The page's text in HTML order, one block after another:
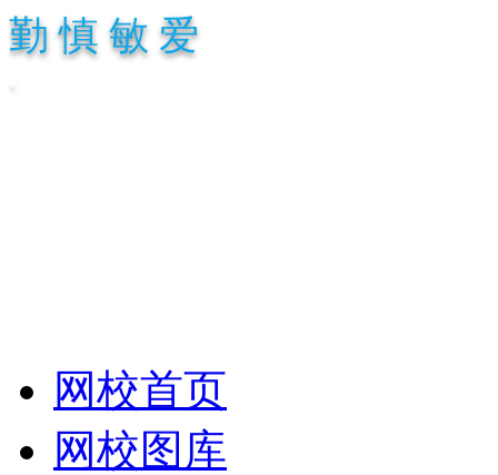
勤 慎 敏 爱
网校首页
网校图库